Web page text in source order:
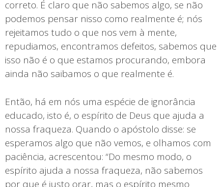
correto. É claro que não sabemos algo, se não
podemos pensar nisso como realmente é; nós
rejeitamos tudo o que nos vem à mente,
repudiamos, encontramos defeitos, sabemos que
isso não é o que estamos procurando, embora
ainda não saibamos o que realmente é.
Então, há em nós uma espécie de ignorância
educado, isto é, o espírito de Deus que ajuda a
nossa fraqueza. Quando o apóstolo disse: se
esperamos algo que não vemos, e olhamos com
paciência, acrescentou: “Do mesmo modo, o
espírito ajuda a nossa fraqueza, não sabemos
por que é justo orar, mas o espírito mesmo